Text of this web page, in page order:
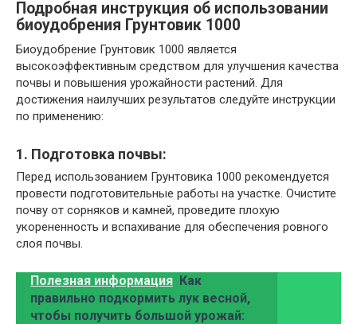
Подробная инструкция об использовании
биоудобрения Грунтовик 1000
Биоудобрение Грунтовик 1000 является
высокоэффективным средством для улучшения качества
почвы и повышения урожайности растений. Для
достижения наилучших результатов следуйте инструкции
по применению:
1. Подготовка почвы:
Перед использованием Грунтовика 1000 рекомендуется
провести подготовительные работы на участке. Очистите
почву от сорняков и камней, проведите плохую
укорененность и вспахивание для обеспечения ровного
слоя почвы.
Полезная информация Как
правильно подкормить лук весной,
чтобы получить большой урожай: